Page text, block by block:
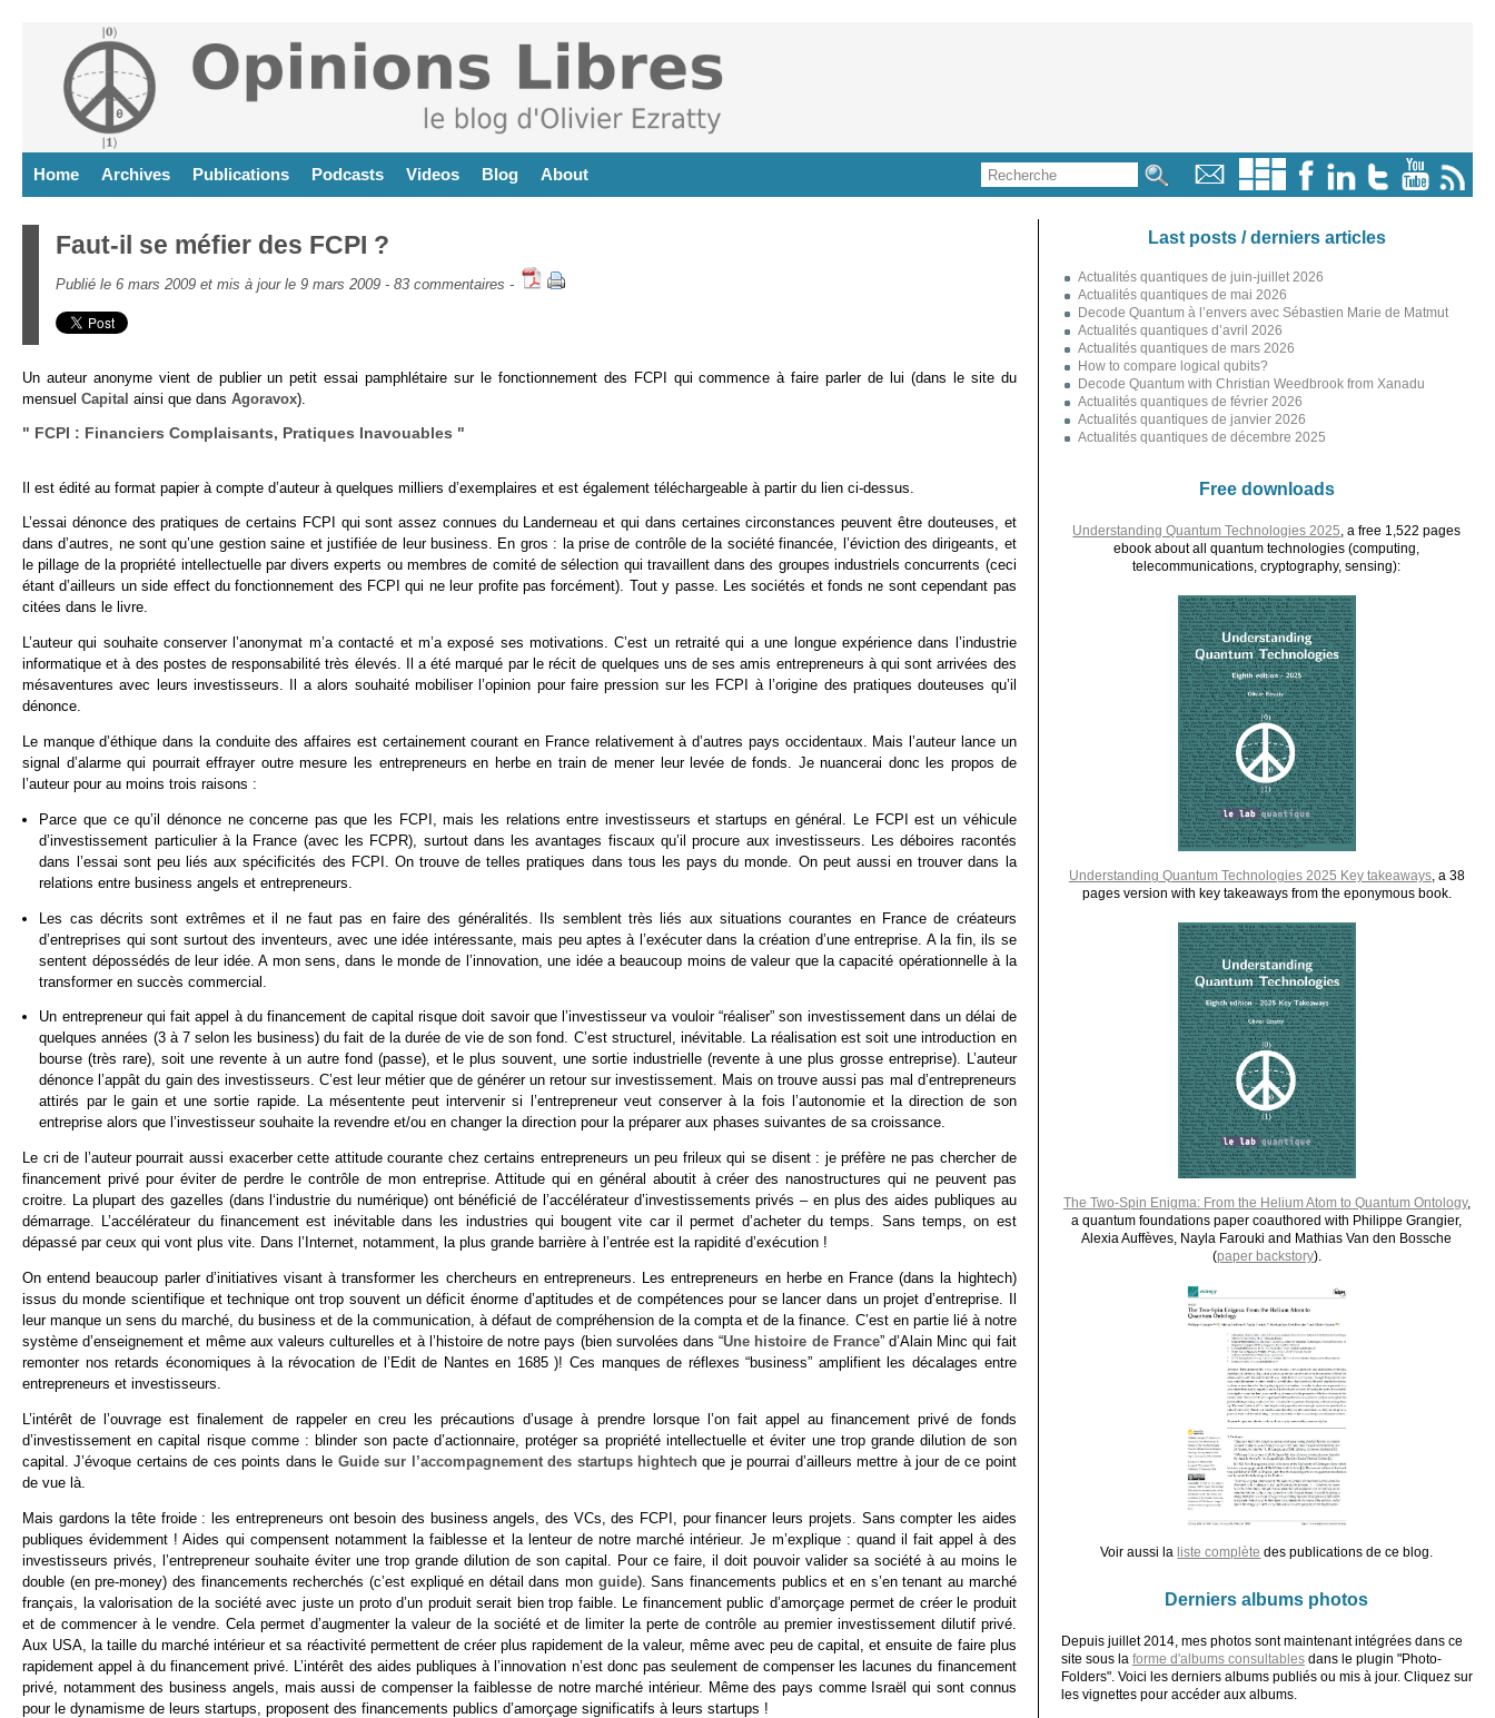
Home Archives Publications Podcasts Videos Blog About
Faut-il se méfier des FCPI ?
Publié le 6 mars 2009 et mis à jour le 9 mars 2009 - 83 commentaires -
Un auteur anonyme vient de publier un petit essai pamphlétaire sur le fonctionnement des FCPI qui commence à faire parler de lui (dans le site du
mensuel Capital ainsi que dans Agoravox).
" FCPI : Financiers Complaisants, Pratiques Inavouables "
Il est édité au format papier à compte d’auteur à quelques milliers d’exemplaires et est également téléchargeable à partir du lien ci-dessus.
L’essai dénonce des pratiques de certains FCPI qui sont assez connues du Landerneau et qui dans certaines circonstances peuvent être douteuses, et
dans d’autres, ne sont qu’une gestion saine et justifiée de leur business. En gros : la prise de contrôle de la société financée, l’éviction des dirigeants, et
le pillage de la propriété intellectuelle par divers experts ou membres de comité de sélection qui travaillent dans des groupes industriels concurrents (ceci
étant d’ailleurs un side effect du fonctionnement des FCPI qui ne leur profite pas forcément). Tout y passe. Les sociétés et fonds ne sont cependant pas
citées dans le livre.
L’auteur qui souhaite conserver l’anonymat m’a contacté et m’a exposé ses motivations. C’est un retraité qui a une longue expérience dans l’industrie
informatique et à des postes de responsabilité très élevés. Il a été marqué par le récit de quelques uns de ses amis entrepreneurs à qui sont arrivées des
mésaventures avec leurs investisseurs. Il a alors souhaité mobiliser l’opinion pour faire pression sur les FCPI à l’origine des pratiques douteuses qu’il
dénonce.
Le manque d’éthique dans la conduite des affaires est certainement courant en France relativement à d’autres pays occidentaux. Mais l’auteur lance un
signal d’alarme qui pourrait effrayer outre mesure les entrepreneurs en herbe en train de mener leur levée de fonds. Je nuancerai donc les propos de
l’auteur pour au moins trois raisons :
Parce que ce qu’il dénonce ne concerne pas que les FCPI, mais les relations entre investisseurs et startups en général. Le FCPI est un véhicule
d’investissement particulier à la France (avec les FCPR), surtout dans les avantages fiscaux qu’il procure aux investisseurs. Les déboires racontés
dans l’essai sont peu liés aux spécificités des FCPI. On trouve de telles pratiques dans tous les pays du monde. On peut aussi en trouver dans la
relations entre business angels et entrepreneurs.
Les cas décrits sont extrêmes et il ne faut pas en faire des généralités. Ils semblent très liés aux situations courantes en France de créateurs
d’entreprises qui sont surtout des inventeurs, avec une idée intéressante, mais peu aptes à l’exécuter dans la création d’une entreprise. A la fin, ils se
sentent dépossédés de leur idée. A mon sens, dans le monde de l’innovation, une idée a beaucoup moins de valeur que la capacité opérationnelle à la
transformer en succès commercial.
Un entrepreneur qui fait appel à du financement de capital risque doit savoir que l’investisseur va vouloir “réaliser” son investissement dans un délai de
quelques années (3 à 7 selon les business) du fait de la durée de vie de son fond. C’est structurel, inévitable. La réalisation est soit une introduction en
bourse (très rare), soit une revente à un autre fond (passe), et le plus souvent, une sortie industrielle (revente à une plus grosse entreprise). L’auteur
dénonce l’appât du gain des investisseurs. C’est leur métier que de générer un retour sur investissement. Mais on trouve aussi pas mal d’entrepreneurs
attirés par le gain et une sortie rapide. La mésentente peut intervenir si l’entrepreneur veut conserver à la fois l’autonomie et la direction de son
entreprise alors que l’investisseur souhaite la revendre et/ou en changer la direction pour la préparer aux phases suivantes de sa croissance.
Le cri de l’auteur pourrait aussi exacerber cette attitude courante chez certains entrepreneurs un peu frileux qui se disent : je préfère ne pas chercher de
financement privé pour éviter de perdre le contrôle de mon entreprise. Attitude qui en général aboutit à créer des nanostructures qui ne peuvent pas
croitre. La plupart des gazelles (dans l‘industrie du numérique) ont bénéficié de l’accélérateur d’investissements privés – en plus des aides publiques au
démarrage. L’accélérateur du financement est inévitable dans les industries qui bougent vite car il permet d’acheter du temps. Sans temps, on est
dépassé par ceux qui vont plus vite. Dans l’Internet, notamment, la plus grande barrière à l’entrée est la rapidité d’exécution !
On entend beaucoup parler d’initiatives visant à transformer les chercheurs en entrepreneurs. Les entrepreneurs en herbe en France (dans la hightech)
issus du monde scientifique et technique ont trop souvent un déficit énorme d’aptitudes et de compétences pour se lancer dans un projet d’entreprise. Il
leur manque un sens du marché, du business et de la communication, à défaut de compréhension de la compta et de la finance. C’est en partie lié à notre
système d’enseignement et même aux valeurs culturelles et à l’histoire de notre pays (bien survolées dans “Une histoire de France” d’Alain Minc qui fait
remonter nos retards économiques à la révocation de l’Edit de Nantes en 1685 )! Ces manques de réflexes “business” amplifient les décalages entre
entrepreneurs et investisseurs.
L’intérêt de l’ouvrage est finalement de rappeler en creu les précautions d’usage à prendre lorsque l’on fait appel au financement privé de fonds
d’investissement en capital risque comme : blinder son pacte d’actionnaire, protéger sa propriété intellectuelle et éviter une trop grande dilution de son
capital. J’évoque certains de ces points dans le Guide sur l’accompagnement des startups hightech que je pourrai d’ailleurs mettre à jour de ce point
de vue là.
Mais gardons la tête froide : les entrepreneurs ont besoin des business angels, des VCs, des FCPI, pour financer leurs projets. Sans compter les aides
publiques évidemment ! Aides qui compensent notamment la faiblesse et la lenteur de notre marché intérieur. Je m’explique : quand il fait appel à des
investisseurs privés, l’entrepreneur souhaite éviter une trop grande dilution de son capital. Pour ce faire, il doit pouvoir valider sa société à au moins le
double (en pre-money) des financements recherchés (c’est expliqué en détail dans mon guide). Sans financements publics et en s’en tenant au marché
français, la valorisation de la société avec juste un proto d’un produit serait bien trop faible. Le financement public d’amorçage permet de créer le produit
et de commencer à le vendre. Cela permet d’augmenter la valeur de la société et de limiter la perte de contrôle au premier investissement dilutif privé.
Aux USA, la taille du marché intérieur et sa réactivité permettent de créer plus rapidement de la valeur, même avec peu de capital, et ensuite de faire plus
rapidement appel à du financement privé. L’intérêt des aides publiques à l’innovation n’est donc pas seulement de compenser les lacunes du financement
privé, notamment des business angels, mais aussi de compenser la faiblesse de notre marché intérieur. Même des pays comme Israël qui sont connus
pour le dynamisme de leurs startups, proposent des financements publics d’amorçage significatifs à leurs startups !
Last posts / derniers articles
Actualités quantiques de juin-juillet 2026
Actualités quantiques de mai 2026
Decode Quantum à l’envers avec Sébastien Marie de Matmut
Actualités quantiques d’avril 2026
Actualités quantiques de mars 2026
How to compare logical qubits?
Decode Quantum with Christian Weedbrook from Xanadu
Actualités quantiques de février 2026
Actualités quantiques de janvier 2026
Actualités quantiques de décembre 2025
Free downloads
Understanding Quantum Technologies 2025 , a free 1,522 pages
ebook about all quantum technologies (computing,
telecommunications, cryptography, sensing):
Understanding Quantum Technologies 2025 Key takeaways, a 38
pages version with key takeaways from the eponymous book.
The Two-Spin Enigma: From the Helium Atom to Quantum Ontology,
a quantum foundations paper coauthored with Philippe Grangier,
Alexia Auffèves, Nayla Farouki and Mathias Van den Bossche
(paper backstory).
Voir aussi la liste complète des publications de ce blog.
Derniers albums photos
Depuis juillet 2014, mes photos sont maintenant intégrées dans ce
site sous la forme d'albums consultablesdans le plugin "Photo-
Folders". Voici les derniers albums publiés ou mis à jour. Cliquez sur
les vignettes pour accéder aux albums.